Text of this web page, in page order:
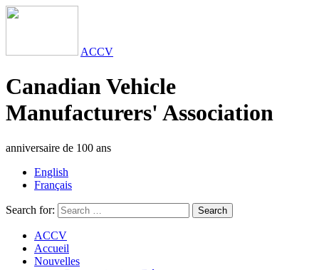
ACCV
Canadian Vehicle
Manufacturers' Association
anniversaire de 100 ans
English
Français
Search for: Search
ACCV
Accueil
Nouvelles